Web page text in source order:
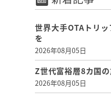
世界大手OTAトリ
を
2026年08月05日
Z世代富裕層8カ国
2026年08月05日